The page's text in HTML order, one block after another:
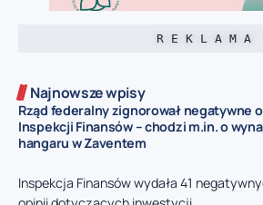
R E K L A M A
Najnowsze wpisy
Rząd federalny zignorował negatywne
Inspekcji Finansów – chodzi m.in. o
hangaru w Zaventem
Inspekcja Finansów wydała 41